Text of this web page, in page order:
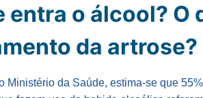
entra o álcool?
da artrose?
Ministério da Saúde, estima-se que